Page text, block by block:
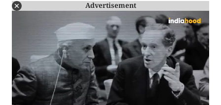
Advertisement